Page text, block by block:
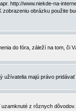
http://www.niekde-na-
obrázku použite
do fóra, záleží na tom, či
užívatelia majú právo pridávať
z rôznych dôvodov.